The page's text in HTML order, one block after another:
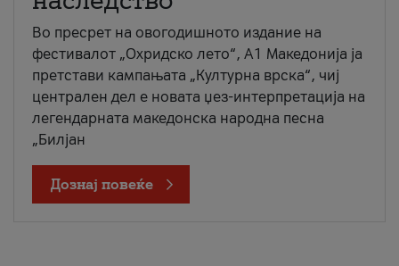
Во пресрет на овогодишното издание на
фестивалот „Охридско лето“, А1 Македонија ја
претстави кампањата „Културна врска“, чиј
централен дел е новата џез-интерпретација на
легендарната македонска народна песна
„Билјан
Дознај повеќе